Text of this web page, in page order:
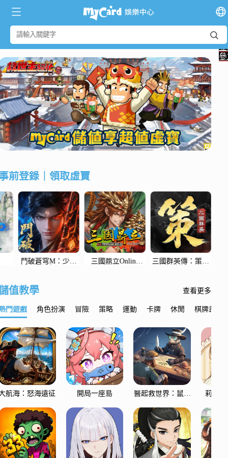
前登錄｜領取虛寶
塔塔冒險隊 閃耀吧！嚕咪 三國觀滄海
值教學 查看更多
門遊戲 角色扮演 冒險 策略 運動 卡牌 休閒 棋牌益智
航海：怒海遠征 開局一座島
醫起救世界：鼠裡
莉莉的
回
點
虛